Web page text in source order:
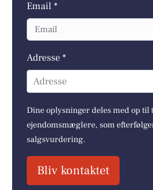
Email *
Adresse *
Adresse
Dine oplysninger deles med op til
ejendomsmæglere, som
salgsvurdering.
Bliv kontaktet